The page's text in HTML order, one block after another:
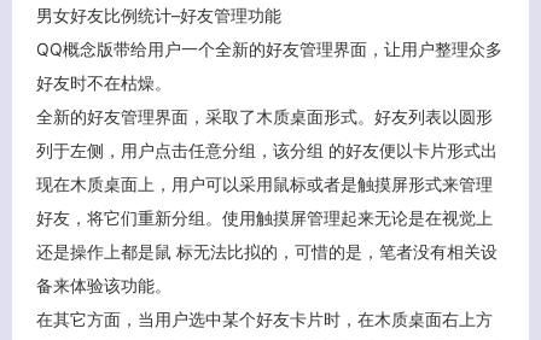
男女好友比例统计–好友管理功能
QQ概念版带给用户一个全新的好友管理界面，让用户整理众多
好友时不在枯燥。
全新的好友管理界面，采取了木质桌面形式。好友列表以圆形
列于左侧，用户点击任意分组，该分组 的好友便以卡片形式出
现在木质桌面上，用户可以采用鼠标或者是触摸屏形式来管理
好友，将它们重新分组。使用触摸屏管理起来无论是在视觉上
还是操作上都是鼠 标无法比拟的，可惜的是，笔者没有相关设
备来体验该功能。
在其它方面，当用户选中某个好友卡片时，在木质桌面右上方